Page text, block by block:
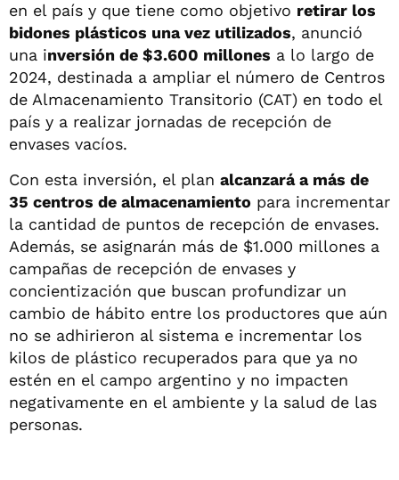
en el país y que tiene como objetivo retirar los
bidones plásticos una vez utilizados, anunció
una inversión de $3.600 millones a lo largo de
2024, destinada a ampliar el número de Centros
de Almacenamiento Transitorio (CAT) en todo el
país y a realizar jornadas de recepción de
envases vacíos.
Con esta inversión, el plan alcanzará a más de
35 centros de almacenamiento para incrementar
la cantidad de puntos de recepción de envases.
Además, se asignarán más de $1.000 millones a
campañas de recepción de envases y
concientización que buscan profundizar un
cambio de hábito entre los productores que aún
no se adhirieron al sistema e incrementar los
kilos de plástico recuperados para que ya no
estén en el campo argentino y no impacten
negativamente en el ambiente y la salud de las
personas.